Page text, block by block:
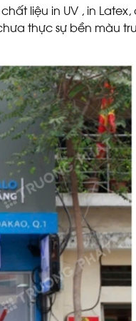
liệu in UV , in
thực sự bền màu